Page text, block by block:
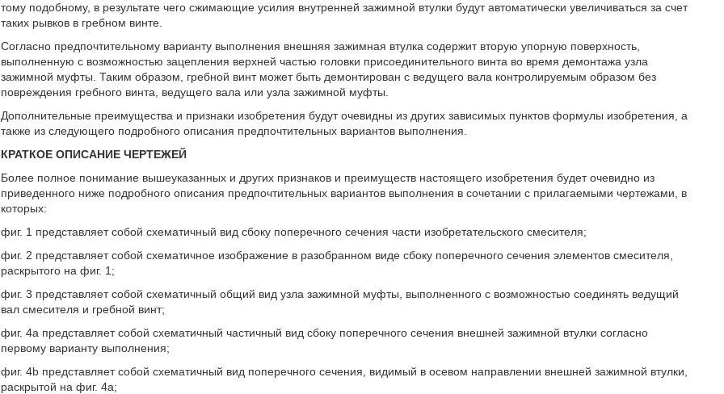
тому подобному, в результате чего сжимающие усилия внутренней зажимной втулки будут автоматически увеличиваться за счет
таких рывков в гребном винте.
Согласно предпочтительному варианту выполнения внешняя зажимная втулка содержит вторую упорную поверхность,
выполненную с возможностью зацепления верхней частью головки присоединительного винта во время демонтажа узла
зажимной муфты. Таким образом, гребной винт может быть демонтирован с ведущего вала контролируемым образом без
повреждения гребного винта, ведущего вала или узла зажимной муфты.
Дополнительные преимущества и признаки изобретения будут очевидны из других зависимых пунктов формулы изобретения, а
также из следующего подробного описания предпочтительных вариантов выполнения.
КРАТКОЕ ОПИСАНИЕ ЧЕРТЕЖЕЙ
Более полное понимание вышеуказанных и других признаков и преимуществ настоящего изобретения будет очевидно из
приведенного ниже подробного описания предпочтительных вариантов выполнения в сочетании с прилагаемыми чертежами, в
которых:
фиг. 1 представляет собой схематичный вид сбоку поперечного сечения части изобретательского смесителя;
фиг. 2 представляет собой схематичное изображение в разобранном виде сбоку поперечного сечения элементов смесителя,
раскрытого на фиг. 1;
фиг. 3 представляет собой схематичный общий вид узла зажимной муфты, выполненного с возможностью соединять ведущий
вал смесителя и гребной винт;
фиг. 4a представляет собой схематичный частичный вид сбоку поперечного сечения внешней зажимной втулки согласно
первому варианту выполнения;
фиг. 4b представляет собой схематичный вид поперечного сечения, видимый в осевом направлении внешней зажимной втулки,
раскрытой на фиг. 4а;